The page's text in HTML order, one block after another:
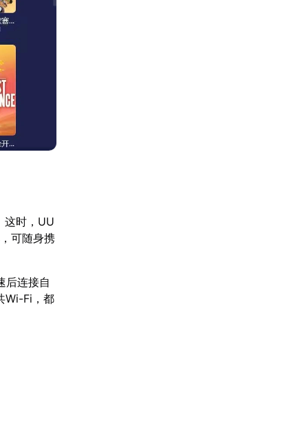
这时，UU
可随身携
后连接自
Wi-Fi，都